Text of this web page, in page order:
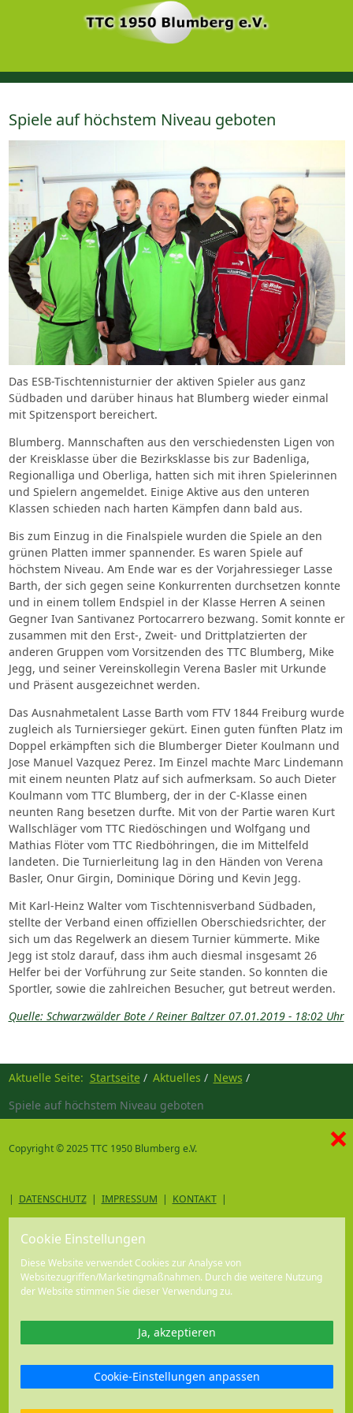
Spiele auf höchstem Niveau geboten
Das ESB-Tischtennisturnier der aktiven Spieler aus ganz
Südbaden und darüber hinaus hat Blumberg wieder einmal
mit Spitzensport bereichert.
Blumberg. Mannschaften aus den verschiedensten Ligen von
der Kreisklasse über die Bezirksklasse bis zur Badenliga,
Regionalliga und Oberliga, hatten sich mit ihren Spielerinnen
und Spielern angemeldet. Einige Aktive aus den unteren
Klassen schieden nach harten Kämpfen dann bald aus.
Bis zum Einzug in die Finalspiele wurden die Spiele an den
grünen Platten immer spannender. Es waren Spiele auf
höchstem Niveau. Am Ende war es der Vorjahressieger Lasse
Barth, der sich gegen seine Konkurrenten durchsetzen konnte
und in einem tollem Endspiel in der Klasse Herren A seinen
Gegner Ivan Santivanez Portocarrero bezwang. Somit konnte er
zusammen mit den Erst-, Zweit- und Drittplatzierten der
anderen Gruppen vom Vorsitzenden des TTC Blumberg, Mike
Jegg, und seiner Vereinskollegin Verena Basler mit Urkunde
und Präsent ausgezeichnet werden.
Das Ausnahmetalent Lasse Barth vom FTV 1844 Freiburg wurde
zugleich als Turniersieger gekürt. Einen guten fünften Platz im
Doppel erkämpften sich die Blumberger Dieter Koulmann und
Jose Manuel Vazquez Perez. Im Einzel machte Marc Lindemann
mit einem neunten Platz auf sich aufmerksam. So auch Dieter
Koulmann vom TTC Blumberg, der in der C-Klasse einen
neunten Rang besetzen durfte. Mit von der Partie waren Kurt
Wallschläger vom TTC Riedöschingen und Wolfgang und
Mathias Flöter vom TTC Riedböhringen, die im Mittelfeld
landeten. Die Turnierleitung lag in den Händen von Verena
Basler, Onur Girgin, Dominique Döring und Kevin Jegg.
Mit Karl-Heinz Walter vom Tischtennisverband Südbaden,
stellte der Verband einen offiziellen Oberschiedsrichter, der
sich um das Regelwerk an diesem Turnier kümmerte. Mike
Jegg ist stolz darauf, dass ihm auch diesmal insgesamt 26
Helfer bei der Vorführung zur Seite standen. So konnten die
Sportler, sowie die zahlreichen Besucher, gut betreut werden.
Quelle: Schwarzwälder Bote / Reiner Baltzer 07.01.2019 - 18:02 Uhr
Aktuelle Seite: Startseite Aktuelles
News
Spiele auf höchstem Niveau geboten
Copyright © 2025 TTC 1950 Blumberg e.V.
| DATENSCHUTZ| IMPRESSUM | KONTAKT|
×
Cookie Einstellungen
Diese Website verwendet Cookies zur Analyse von
Websitezugriffen/Marketingmaßnahmen. Durch die weitere Nutzung
der Website stimmen Sie dieser Verwendung zu.
Ja, akzeptieren
Cookie-Einstellungen anpassen